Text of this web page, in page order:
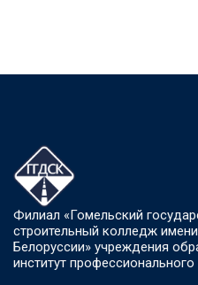
Филиал «Гомельский
строительный колледж
Белоруссии» учреждения
институт